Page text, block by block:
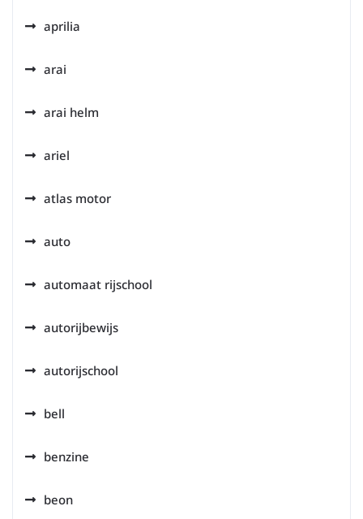
aprilia
arai
arai helm
ariel
atlas motor
auto
automaat rijschool
autorijbewijs
autorijschool
bell
benzine
beon